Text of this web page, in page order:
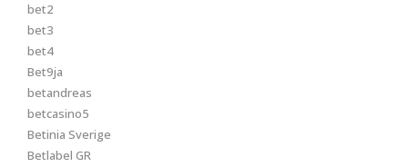
bet2
bet3
bet4
Bet9ja
betandreas
betcasino5
Betinia Sverige
Betlabel GR